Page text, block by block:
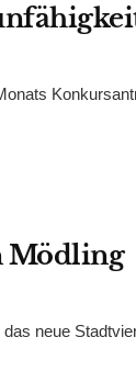
Mödling
neue